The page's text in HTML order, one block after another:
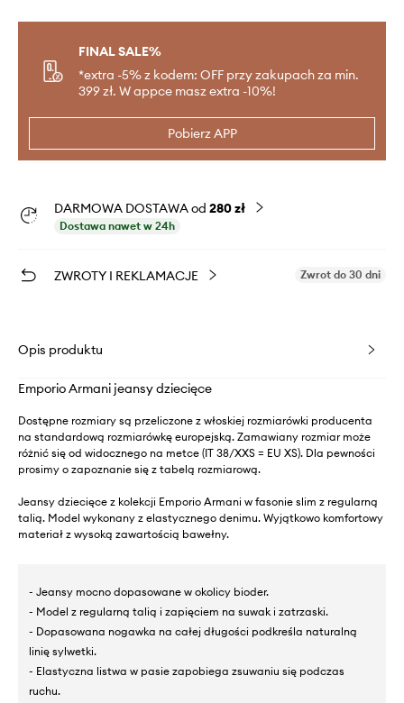
FINAL SALE%
*extra -5% z kodem: OFF przy zakupach za min.
399 zł. W appce masz extra -10%!
Pobierz APP
DARMOWA DOSTAWA od 280 zł
Dostawa nawet w 24h
ZWROTY I REKLAMACJE Zwrot do 30 dni
Opis produktu
Emporio Armani jeansy dziecięce
Dostępne rozmiary są przeliczone z włoskiej rozmiarówki producenta
na standardową rozmiarówkę europejską. Zamawiany rozmiar może
różnić się od widocznego na metce (IT 38/XXS = EU XS). Dla pewności
prosimy o zapoznanie się z tabelą rozmiarową.
Jeansy dziecięce z kolekcji Emporio Armani w fasonie slim z regularną
talią. Model wykonany z elastycznego denimu. Wyjątkowo komfortowy
materiał z wysoką zawartością bawełny.
- Jeansy mocno dopasowane w okolicy bioder.
- Model z regularną talią i zapięciem na suwak i zatrzaski.
- Dopasowana nogawka na całej długości podkreśla naturalną
linię sylwetki.
- Elastyczna listwa w pasie zapobiega zsuwaniu się podczas
ruchu.